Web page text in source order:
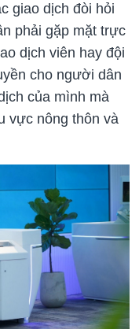
giao dịch đòi hỏi
phải gặp mặt trực
dịch viên hay đội
cho người dân
của mình mà
vực nông thôn và